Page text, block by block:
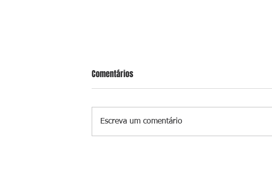
Comentários
Escreva um comentário